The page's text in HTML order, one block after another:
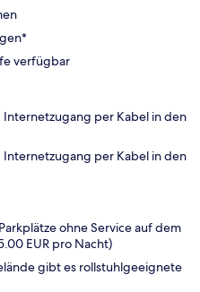
verfügbar
Internetzugang per Kabel in den
Internetzugang per Kabel in den
ohne Service auf dem
EUR pro Nacht)
gibt es rollstuhlgeeignete